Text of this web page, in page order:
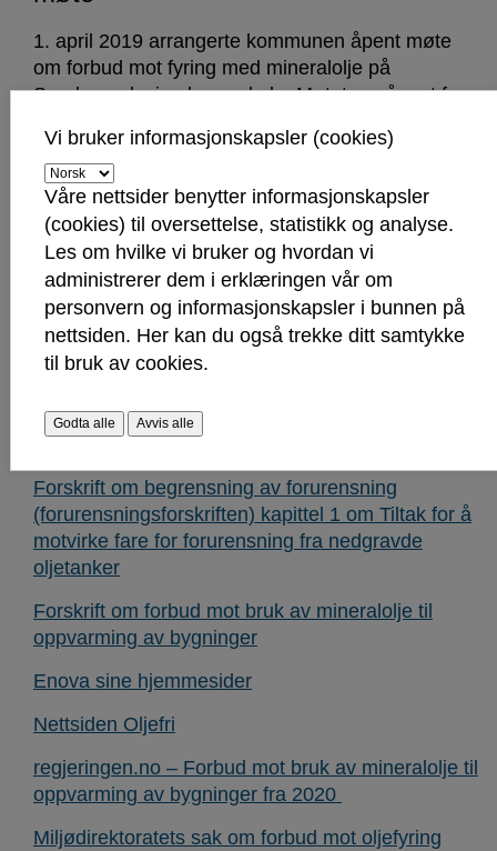
1. april 2019 arrangerte kommunen åpent møte
om forbud mot fyring med mineralolje på
Sandesundveien barneskole. Møtet var åpent for
utfasing av oljefyring. Kommunen har lagt ut
presentasjonene fra dette møtet på sine
hjemmesider, slik at de som ikke var tilstede
denne dagen har mulighet til å lese de i ettertid.
Presentasjonene finner du her.
Nyttige lenker
Lov om vern mot forurensninger og om avfall
Forskrift om begrensning av forurensning
(forurensningsforskriften) kapittel 1 om Tiltak for å
motvirke fare for forurensning fra nedgravde
oljetanker
Forskrift om forbud mot bruk av mineralolje til
oppvarming av bygninger
Enova sine hjemmesider
Nettsiden Oljefri
regjeringen.no – Forbud mot bruk av mineralolje til
oppvarming av bygninger fra 2020
Miljødirektoratets sak om forbud mot oljefyring
Vi bruker informasjonskapsler (cookies)
Våre nettsider benytter informasjonskapsler
(cookies) til oversettelse, statistikk og analyse.
Les om hvilke vi bruker og hvordan vi
administrerer dem i erklæringen vår om
personvern og informasjonskapsler i bunnen på
nettsiden. Her kan du også trekke ditt samtykke
til bruk av cookies.
Godta alle Avvis alle